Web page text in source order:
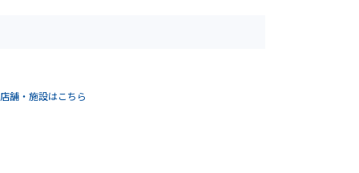
店舗・施設はこちら